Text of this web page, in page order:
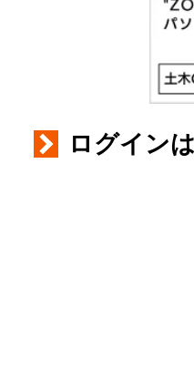
ログイン